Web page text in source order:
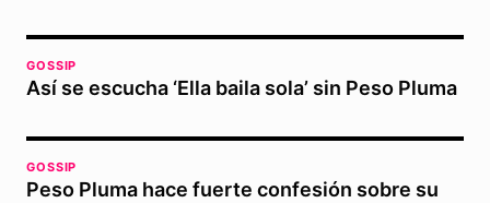
GOSSIP
Así se escucha ‘Ella baila sola’ sin Peso Pluma
GOSSIP
Peso Pluma hace fuerte confesión sobre su